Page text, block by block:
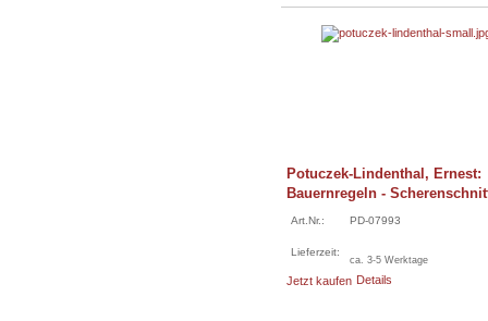
Potuczek-Lindenthal, Ernest:
Bauernregeln -
Art.Nr.: PD-07993
Lieferzeit:
ca. 3-5 Werktage
Jetzt kaufen Details